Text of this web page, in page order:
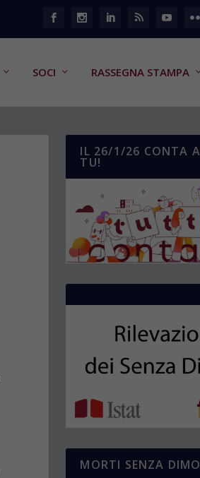
SOCI RASSEGNA STAMPA
IL 26/1/26 CONTA
TU!
MORTI SENZA